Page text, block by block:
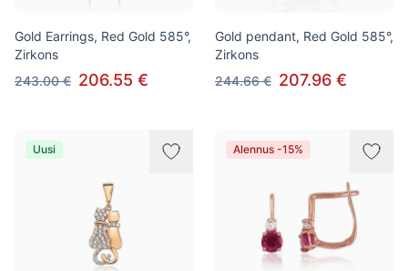
Gold Earrings, Red Gold 585°,
Zirkons
243.00 € 206.55 €
Gold pendant, Red Gold 585°,
Zirkons
244.66 € 207.96 €
Uusi Alennus -15%